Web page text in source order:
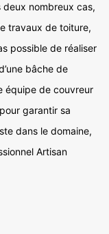
nombreux cas,
travaux de toiture,
possible de réaliser
bâche de
équipe de couvreur
garantir sa
dans le domaine,
Artisan